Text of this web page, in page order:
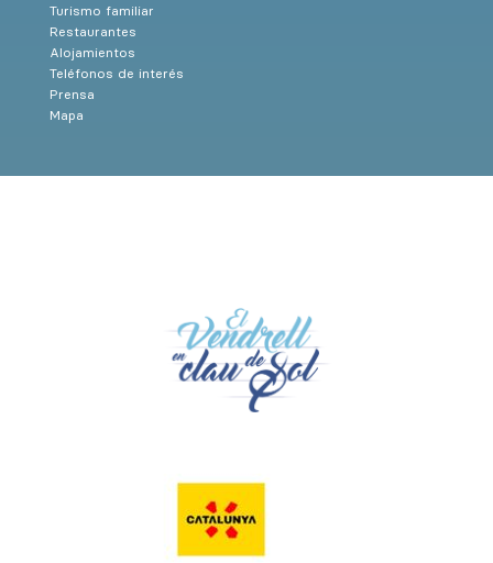
Turismo familiar
Restaurantes
Alojamientos
Teléfonos de interés
Prensa
Mapa